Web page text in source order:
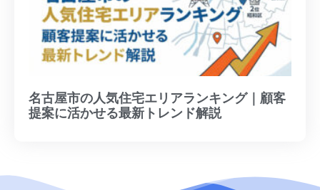
名古屋市の人気住宅エリアランキング｜顧客
提案に活かせる最新トレンド解説